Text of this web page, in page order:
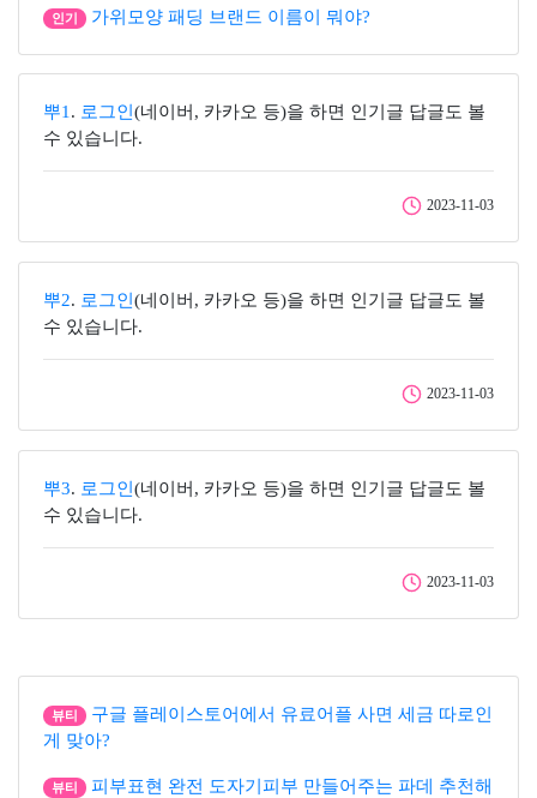
인기 가위모양 패딩 브랜드 이름이 뭐야?
뿌1 . 로그인 (네이버, 카카오 등)을 하면 인기글 답글도 볼
수 있습니다.
2023-11-03
뿌2. 로그인 (네이버, 카카오 등)을 하면 인기글 답글도 볼
수 있습니다.
2023-11-03
뿌3. 로그인 (네이버, 카카오 등)을 하면 인기글 답글도 볼
수 있습니다.
2023-11-03
뷰티
구글 플레이스토어에서 유료어플 사면 세금 따로인
게 맞아?
뷰티 피부표현 완전 도자기피부 만들어주는 파데 추천해